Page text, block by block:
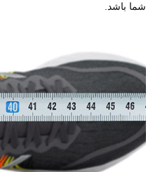
شما باشد.